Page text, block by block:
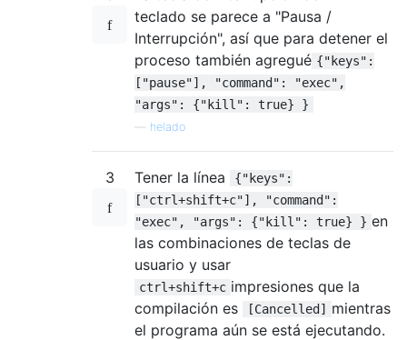
teclado se parece a "Pausa /
Interrupción", así que para detener el
proceso también agregué {"keys":
["pause"], "command": "exec",
"args": {"kill": true} }
helado
3 Tener la línea
{"keys":
["ctrl+shift+c"], "command":
"exec", "args": {"kill": true} } en
las combinaciones de teclas de
usuario y usar
ctrl+shift+c impresiones que la
compilación es
[Cancelled] mientras
el programa aún se está ejecutando.